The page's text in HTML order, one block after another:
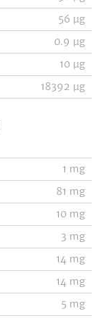
56 µg
0.9 µg
10 µg
18392 µg
1 mg
81 mg
10 mg
3 mg
14 mg
14 mg
5 mg